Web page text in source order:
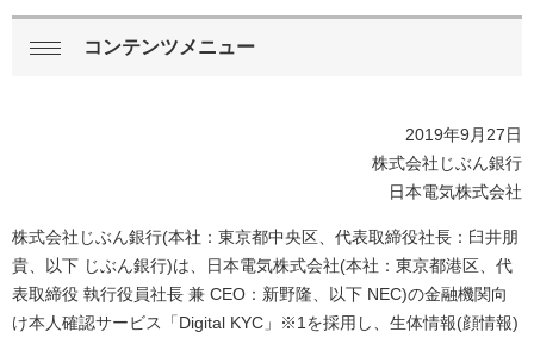
在
ロ
ナ
ビ
ゲ
コンテンツメニュー
2019年9月27日
株式会社じぶん銀行
日本電気株式会社
株式会社じぶん銀行(本社：東京都中央区、代表取締役社長：臼井朋
貴、以下 じぶん銀行)は、日本電気株式会社(本社：東京都港区、代
表取締役 執行役員社長 兼 CEO：新野隆、以下 NEC)の金融機関向
け本人確認サービス「Digital KYC」※1を採用し、生体情報(顔情報)